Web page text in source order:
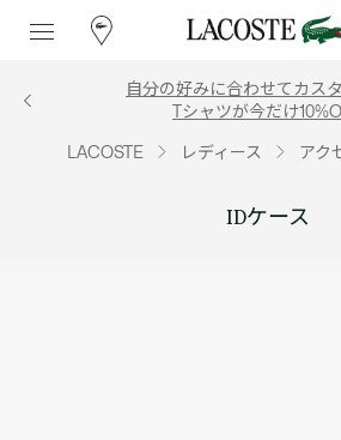
自分の好みに合わせてカス
Tシャツが今だけ
LACOSTE レディース アク
IDケース